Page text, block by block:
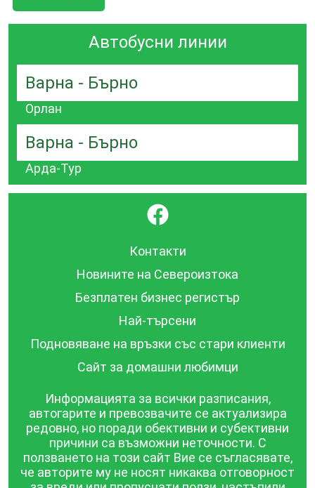
Автобусни линии
Варна - Бърно
Орлан
Варна - Бърно
Арда-Тур
}
Контакти
Новините на Североизтока
Безплатен бизнес регистър
Най-търсени
Подновяване на връзки със стари клиенти
Сайт за домашни любимци
Информацията за всички разписания,
автогарите и превозвачите се актуализира
редовно, но поради обективни и субективни
причини са възможни неточности. С
ползването на този сайт Вие се съгласявате,
че авторите му не носят никаква отговорност